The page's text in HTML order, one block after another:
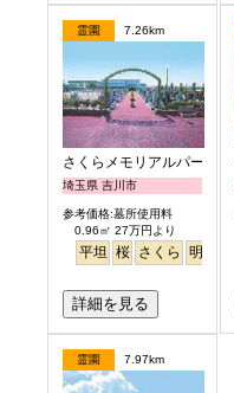
霊園 7.26km
さくらメモリアルパーク
埼玉県 吉川市
参考価格:墓所使用料
0.96㎡ 27万円より
平坦 桜 さくら 明るい
詳細を見る
霊園 7.97km